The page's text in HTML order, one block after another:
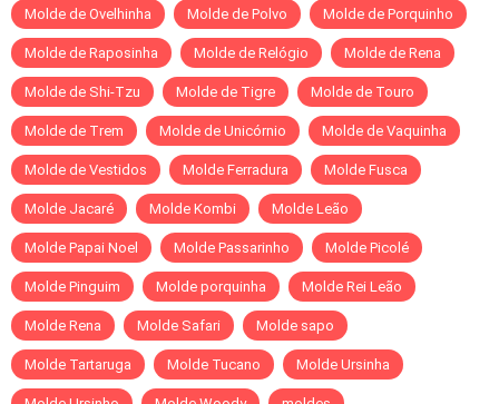
Molde de Ovelhinha Molde de Polvo Molde de Porquinho
Molde de Raposinha Molde de Relógio Molde de Rena
Molde de Shi-Tzu Molde de Tigre Molde de Touro
Molde de Trem Molde de Unicórnio Molde de Vaquinha
Molde de Vestidos Molde Ferradura Molde Fusca
Molde Jacaré Molde Kombi Molde Leão
Molde Papai Noel Molde Passarinho Molde Picolé
Molde Pinguim Molde porquinha Molde Rei Leão
Molde Rena Molde Safari Molde sapo
Molde Tartaruga Molde Tucano Molde Ursinha